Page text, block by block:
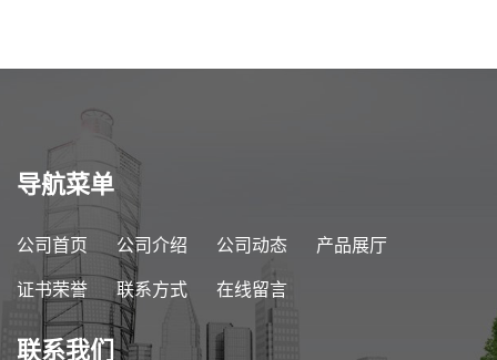
导航菜单
公司首页 公司介绍 公司动态 产品展厅
证书荣誉 联系方式 在线留言
联系我们